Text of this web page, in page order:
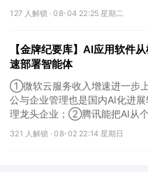
润，率先完成客户认证并具备
显；③相较2019—2021年周期
修复，该环节业绩兑现属性更
127 人解锁 ·08-04 22:25 星期二
【金牌纪要库】AI应用软件
速部署智能体
①微软云服务收入增速进一步
公与企业管理也是国内AI化进
理龙头企业；②腾讯能把AI从
业协同，并保留较强的开放生
力，这几家企业与腾讯业务联
321 人解锁 ·08-02 22:14 星期日